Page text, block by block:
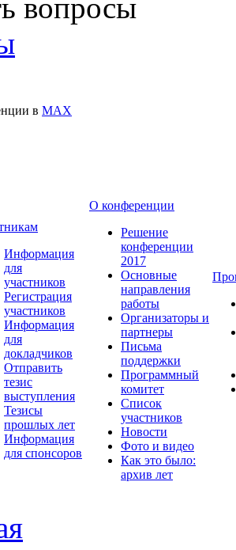
вопросы
в МАХ
Информация
для
участников
Регистрация
участников
Информация
для
докладчиков
Отправить
тезис
выступления
Тезисы
прошлых лет
Информация
для спонсоров
О конференции
Решение
конференции
2017
Основные
направления
работы
Организаторы и
партнеры
Письма
поддержки
Программный
комитет
Список
участников
Новости
Фото и видео
Как это было:
архив лет